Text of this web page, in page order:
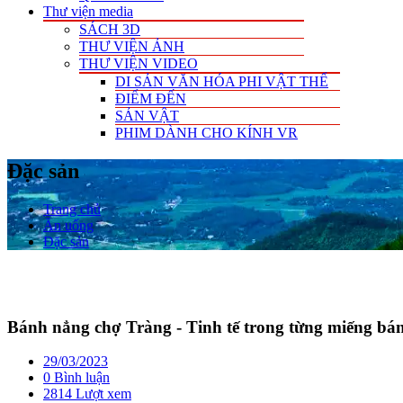
Thư viện media
SÁCH 3D
THƯ VIỆN ẢNH
THƯ VIỆN VIDEO
DI SẢN VĂN HÓA PHI VẬT THỂ
ĐIỂM ĐẾN
SẢN VẬT
PHIM DÀNH CHO KÍNH VR
Đặc sản
Trang chủ
Ăn uống
Đặc sản
Bánh nẳng chợ Tràng - Tinh tế trong từng miếng
29/03/2023
0 Bình luận
2814 Lượt xem